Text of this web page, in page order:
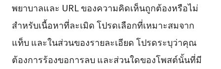
พยาบาลและ URL ของความคิดเห็นถูกต้องหรือไม่
สำหรับเนื้อหาที่ละเมิด โปรดเลือกที่เหมาะสมจาก
แท็บ และในส่วนของรายละเอียด โปรดระบุว่าคุณ
ต้องการร้องขอการลบ และส่วนใดของโพสต์นั้นที่มี